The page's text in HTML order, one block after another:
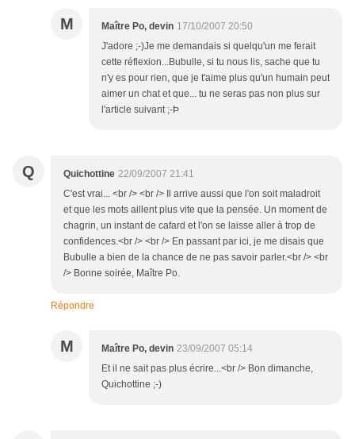
M Maître Po, devin 17/10/2007 20:50
J'adore ;-)Je me demandais si quelqu'un me ferait
cette réflexion...Bubulle, si tu nous lis, sache que tu
n'y es pour rien, que je t'aime plus qu'un humain peut
aimer un chat et que... tu ne seras pas non plus sur
l'article suivant ;-Þ
Q Quichottine 22/09/2007 21:41
C'est vrai... <br /> <br /> Il arrive aussi que l'on soit maladroit
et que les mots aillent plus vite que la pensée. Un moment de
chagrin, un instant de cafard et l'on se laisse aller à trop de
confidences.<br /> <br /> En passant par ici, je me disais que
Bubulle a bien de la chance de ne pas savoir parler.<br /> <br
/> Bonne soirée, Maître Po.
Répondre
M Maître Po, devin 23/09/2007 05:14
Et il ne sait pas plus écrire...<br /> Bon dimanche,
Quichottine ;-)